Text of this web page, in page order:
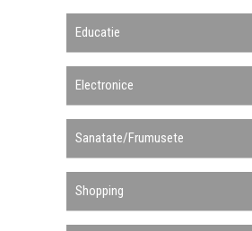
Educatie
Electronice
Sanatate/Frumusete
Shopping